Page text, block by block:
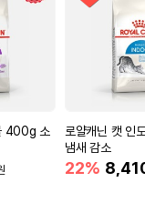
400g 소
로얄캐닌 캣 인
냄새 감소
22%